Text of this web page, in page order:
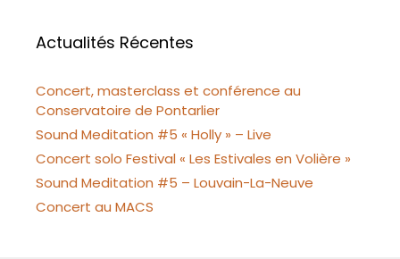
Actualités Récentes
Concert, masterclass et conférence au
Conservatoire de Pontarlier
Sound Meditation #5 « Holly » – Live
Concert solo Festival « Les Estivales en Volière »
Sound Meditation #5 – Louvain-La-Neuve
Concert au MACS